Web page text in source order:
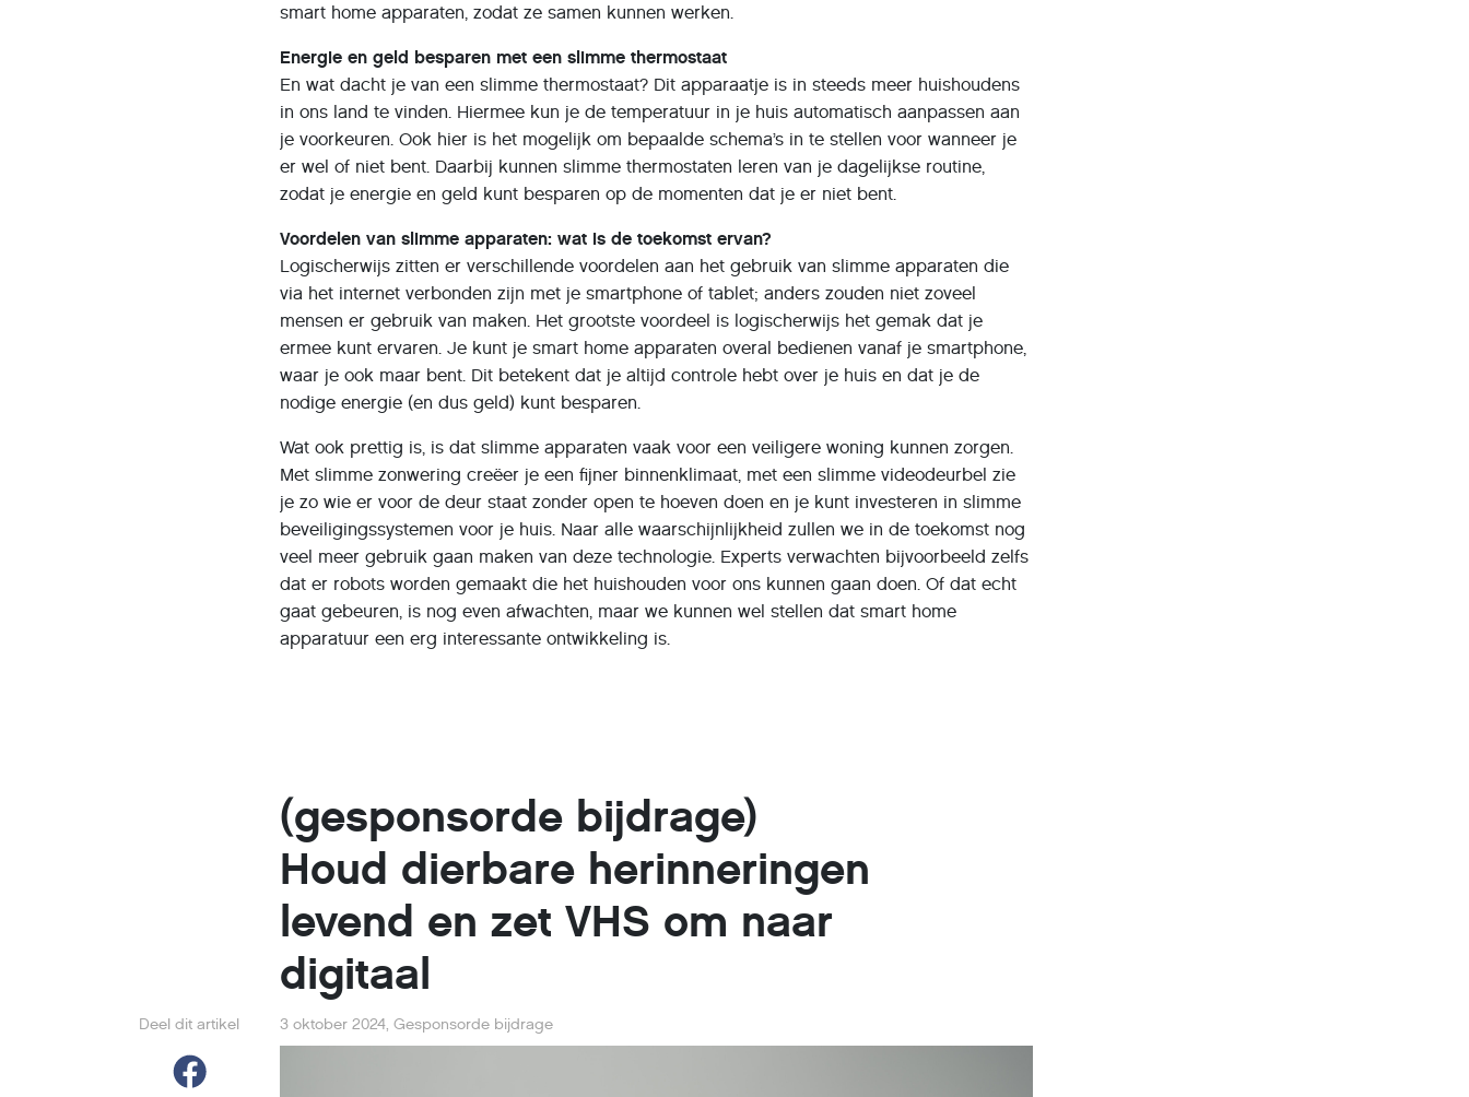
smart home apparaten, zodat ze samen kunnen werken.
Energie en geld besparen met een slimme thermostaat
En wat dacht je van een slimme thermostaat? Dit apparaatje is in steeds meer huishoudens
in ons land te vinden. Hiermee kun je de temperatuur in je huis automatisch aanpassen aan
je voorkeuren. Ook hier is het mogelijk om bepaalde schema’s in te stellen voor wanneer je
er wel of niet bent. Daarbij kunnen slimme thermostaten leren van je dagelijkse routine,
zodat je energie en geld kunt besparen op de momenten dat je er niet bent.
Voordelen van slimme apparaten: wat is de toekomst ervan?
Logischerwijs zitten er verschillende voordelen aan het gebruik van slimme apparaten die
via het internet verbonden zijn met je smartphone of tablet; anders zouden niet zoveel
mensen er gebruik van maken. Het grootste voordeel is logischerwijs het gemak dat je
ermee kunt ervaren. Je kunt je smart home apparaten overal bedienen vanaf je smartphone,
waar je ook maar bent. Dit betekent dat je altijd controle hebt over je huis en dat je de
nodige energie (en dus geld) kunt besparen.
Wat ook prettig is, is dat slimme apparaten vaak voor een veiligere woning kunnen zorgen.
Met slimme zonwering creëer je een fijner binnenklimaat, met een slimme videodeurbel zie
je zo wie er voor de deur staat zonder open te hoeven doen en je kunt investeren in slimme
beveiligingssystemen voor je huis. Naar alle waarschijnlijkheid zullen we in de toekomst nog
veel meer gebruik gaan maken van deze technologie. Experts verwachten bijvoorbeeld zelfs
dat er robots worden gemaakt die het huishouden voor ons kunnen gaan doen. Of dat echt
gaat gebeuren, is nog even afwachten, maar we kunnen wel stellen dat smart home
apparatuur een erg interessante ontwikkeling is.
(gesponsorde bijdrage)
Houd dierbare herinneringen
levend en zet VHS om naar
digitaal
Deel dit artikel 3 oktober 2024,Gesponsorde bijdrage